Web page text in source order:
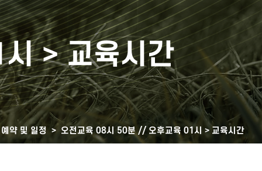
> 교육시간
약 및 일정 > 오전교육 08시 50분 // 오후교육 01시 > 교육시간